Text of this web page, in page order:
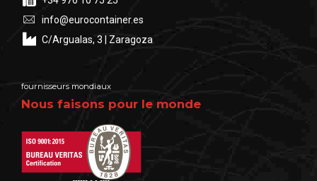
info@eurocontainer.es
C/Argualas, 3 | Zaragoza
fournisseurs mondiaux
Nous faisons pour le monde